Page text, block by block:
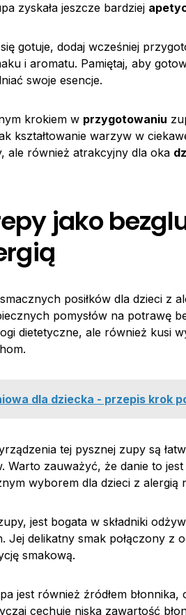
zyskała jeszcze bardziej
gotuje, dodaj wcześniej
i aromatu. Pamiętaj, aby
swoje esencje.
krokiem w przygotowaniu
kształtowanie warzyw w
ale również atrakcyjny dla oka
jako
posiłków dla dzieci z
pomysłów na potrawę
dietetyczne, ale również kusi
dla dziecka - przepis krok
tej pysznej zupy są
Warto zauważyć, że danie to
wyborem dla dzieci z alergią
jest bogata w składniki
Jej delikatny smak połączony z
smakową.
jest również źródłem
cechuje niska zawartość